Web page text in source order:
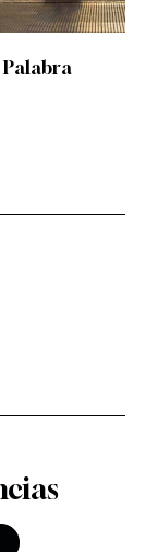
Palabra